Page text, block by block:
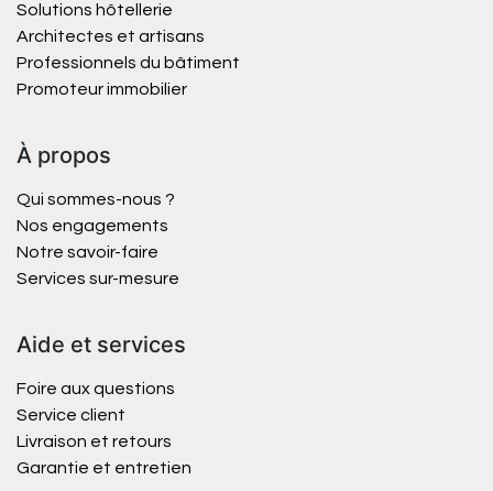
Solutions hôtellerie
Architectes et artisans
Professionnels du bâtiment
Promoteur immobilier
À propos
Qui sommes-nous ?
Nos engagements
Notre savoir-faire
Services sur-mesure
Aide et services
Foire aux questions
Service client
Livraison et retours
Garantie et entretien